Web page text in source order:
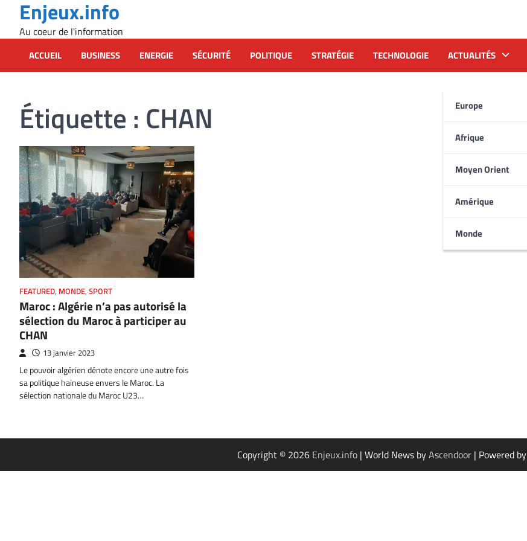
content
Enjeux.info
Au coeur de l'information
ACCUEIL BUSINESS ENERGIE SÉCURITÉ POLITIQUE STRATÉGIE TECHNOLOGIE ACTUALITÉS
Europe
Afrique
Moyen Orient
Amérique
Monde
Étiquette : CHAN
FEATURED, MONDE, SPORT
Maroc : Algérie n’a pas autorisé la
sélection du Maroc à participer au
CHAN
13 janvier 2023
Le pouvoir algérien dénote encore une autre fois
sa politique haineuse envers le Maroc. La
sélection nationale du Maroc U23…
Copyright © 2026 Enjeux.info| World News byAscendoor| Powered by